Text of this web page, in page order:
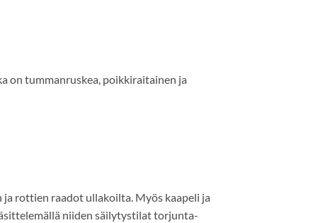
on tummanruskea, poikkiraitainen ja
rottien raadot ullakoilta. Myös kaapeli ja
niiden säilytystilat torjunta-